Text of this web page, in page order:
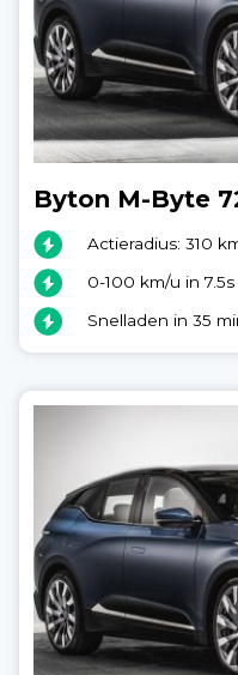
Byton M-Byte
Actieradius: 310
0-100 km/u in 7.5s
Snelladen in 35